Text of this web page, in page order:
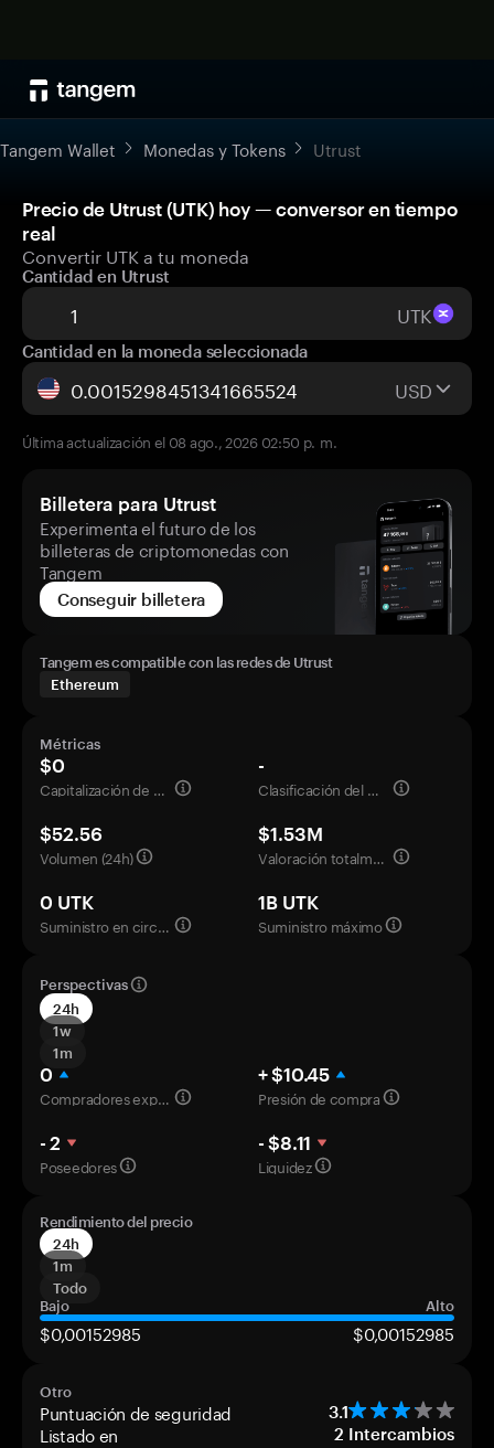
Tangem Wallet Monedas y Tokens Utrust
Precio de Utrust (UTK) hoy — conversor en tiempo
real
Convertir UTK a tu moneda
Cantidad en Utrust
UTK
Cantidad en la moneda seleccionada
USD
Última actualización el 08 ago., 2026 02:50 p. m.
Billetera para Utrust
Experimenta el futuro de los
billeteras de criptomonedas con
Tangem
Conseguir billetera
Tangem es compatible con las redes de Utrust
Ethereum
Métricas
$0
Capitalización de mercado
-
Clasificación del mercado
$52.56
Volumen (24h)
$1.53M
Valoración totalmente diluida
0 UTK
Suministro en circulación
1B UTK
Suministro máximo
Perspectivas
24h
1w
1m
0
Compradores experimentados
+ $10.45
Presión de compra
- 2
Poseedores
- $8.11
Liquidez
Rendimiento del precio
24h
1m
Todo
Bajo
Alto
$0,00152985 $0,00152985
Otro
Puntuación de seguridad 3.1
Listado en 2 Intercambios